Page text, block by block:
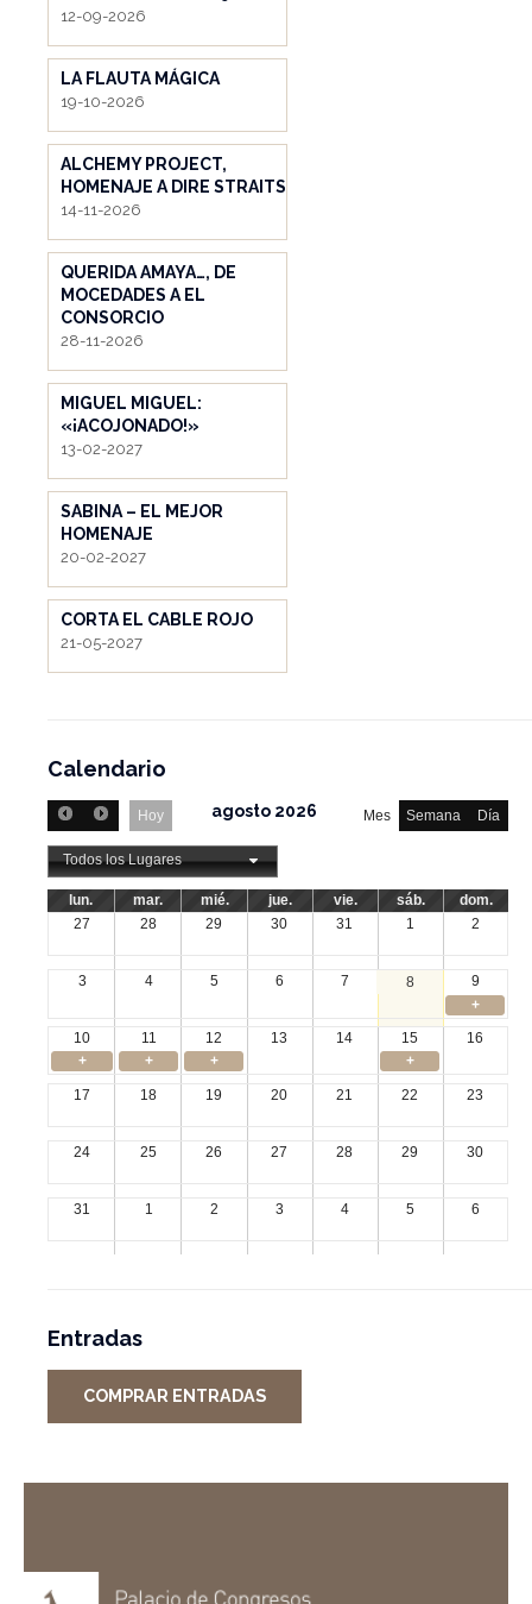
12-09-2026
LA FLAUTA MÁGICA
19-10-2026
ALCHEMY PROJECT,
HOMENAJE A DIRE STRAITS
14-11-2026
QUERIDA AMAYA…, DE
MOCEDADES A EL
CONSORCIO
28-11-2026
MIGUEL MIGUEL:
«¡ACOJONADO!»
13-02-2027
SABINA – EL MEJOR
HOMENAJE
20-02-2027
CORTA EL CABLE ROJO
21-05-2027
Calendario
Hoy Mes Semana Día
agosto 2026
Todos los Lugares
lun. mar. mié. jue. vie. sáb.
dom.
27
28 29 30 31 1 2
3 4 5 6 7 8
9
+
10
11 12 13 14 15
16
+
+ + +
17 18 19 20 21 22 23
24 25 26 27 28 29 30
31 1 2 3 4 5 6
Entradas
COMPRAR ENTRADAS